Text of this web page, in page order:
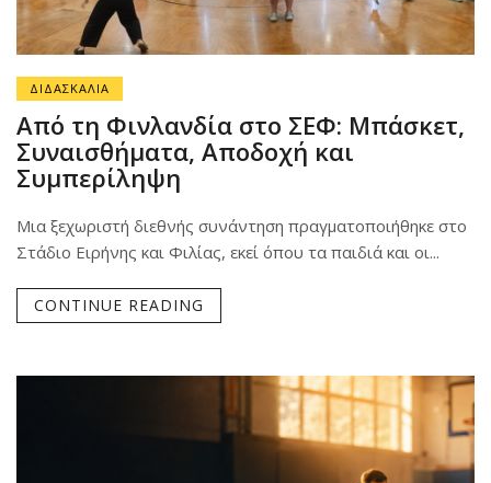
ΔΙΔΑΣΚΑΛΙΑ
Από τη Φινλανδία στο ΣΕΦ: Μπάσκετ,
Συναισθήματα, Αποδοχή και
Συμπερίληψη
Μια ξεχωριστή διεθνής συνάντηση πραγματοποιήθηκε στο
Στάδιο Ειρήνης και Φιλίας, εκεί όπου τα παιδιά και οι...
CONTINUE READING